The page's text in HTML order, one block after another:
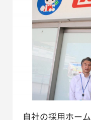
自社の採用ホー